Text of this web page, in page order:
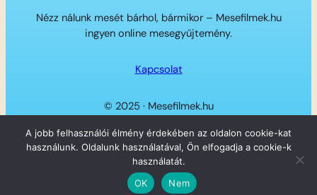
Nézz nálunk mesét bárhol, bármikor – Mesefilmek.hu
ingyen online mesegyűjtemény.
Kapcsolat
© 2025 · Mesefilmek.hu
Twitter
Instagram
LinkedIn
Facebook
A jobb felhasználói élmény érdekében az oldalon cookie-kat
használunk. Oldalunk használatával, Ön elfogadja a cookie-k
használatát.
OK
Nem